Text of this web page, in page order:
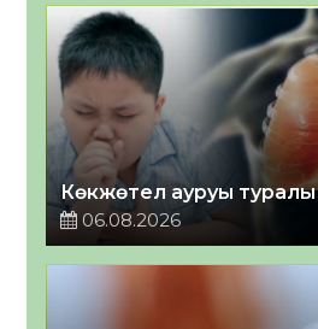
Көкжөтел ауруы туралы
06.08.2026